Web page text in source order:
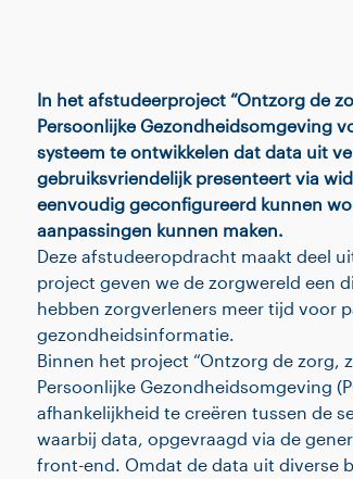
In het afstudeerproject “Ontzorg de
Persoonlijke Gezondheidsomgeving
systeem te ontwikkelen dat data uit
gebruiksvriendelijk presenteert via
eenvoudig geconfigureerd kunnen
aanpassingen kunnen maken.
Deze afstudeeropdracht maakt deel
project geven we de zorgwereld een
hebben zorgverleners meer tijd voor
gezondheidsinformatie.
Binnen het project “Ontzorg de zorg,
Persoonlijke Gezondheidsomgeving
afhankelijkheid te creëren tussen de
waarbij data, opgevraagd via de
front-end. Omdat de data uit diverse